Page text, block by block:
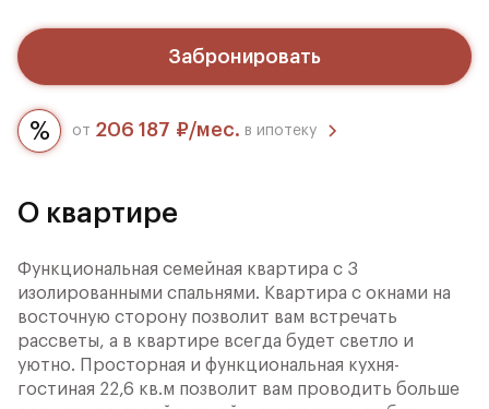
Забронировать
от 206 187 ₽/мес. в ипотеку
О квартире
Функциональная семейная квартира с 3
изолированными спальнями. Квартира с окнами на
восточную сторону позволит вам встречать
рассветы, а в квартире всегда будет светло и
уютно. Просторная и функциональная кухня-
гостиная 22,6 кв.м позволит вам проводить больше